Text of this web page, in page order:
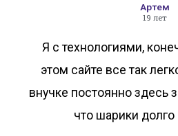
Артем
19 лет
Я с технологиями,
этом сайте все так
внучке постоянно здесь
что шарики